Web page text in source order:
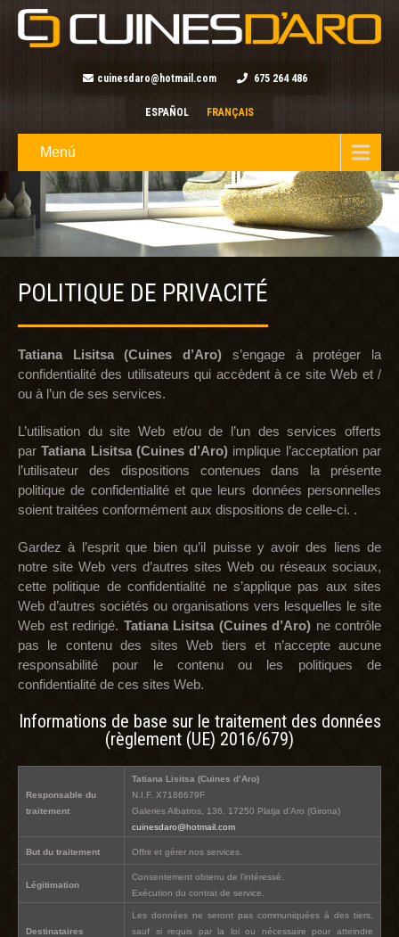
cuinesdaro@hotmail.com 675 264 486
ESPAÑOL FRANÇAIS
Menú
POLITIQUE DE PRIVACITÉ
Tatiana Lisitsa (Cuines d’Aro) s’engage à protéger la
confidentialité des utilisateurs qui accèdent à ce site Web et /
ou à l’un de ses services.
L’utilisation du site Web et/ou de l’un des services offerts
parTatiana Lisitsa (Cuines d’Aro) implique l’acceptation par
l’utilisateur des dispositions contenues dans la présente
politique de confidentialité et que leurs données personnelles
soient traitées conformément aux dispositions de celle-ci. .
Gardez à l’esprit que bien qu’il puisse y avoir des liens de
notre site Web vers d’autres sites Web ou réseaux sociaux,
cette politique de confidentialité ne s’applique pas aux sites
Web d’autres sociétés ou organisations vers lesquelles le site
Web est redirigé. Tatiana Lisitsa (Cuines d’Aro) ne contrôle
pas le contenu des sites Web tiers et n’accepte aucune
responsabilité pour le contenu ou les politiques de
confidentialité de ces sites Web.
Informations de base sur le traitement des données
(règlement (UE) 2016/679)
Responsable du
traitement
Tatiana Lisitsa (Cuines d’Aro)
N.I.F. X7186679F
Galeries Albatros, 136. 17250 Platja d’Aro (Girona)
cuinesdaro@hotmail.com
But du traitement Offrir et gérer nos services.
Légitimation
Consentement obtenu de l’intéressé.
Exécution du contrat de service.
Destinataires
Les données ne seront pas communiquées à des tiers,
sauf si requis par la loi ou nécessaire pour atteindre